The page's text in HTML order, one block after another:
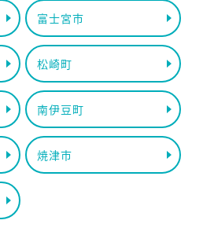
富士宮市
松崎町
南伊豆町
焼津市